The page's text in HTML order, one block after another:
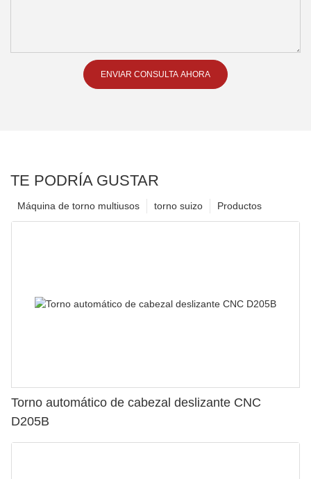
ENVIAR CONSULTA AHORA
TE PODRÍA GUSTAR
Productos
torno suizo
Máquina de torno multiusos
Torno automático de cabezal deslizante CNC
D205B